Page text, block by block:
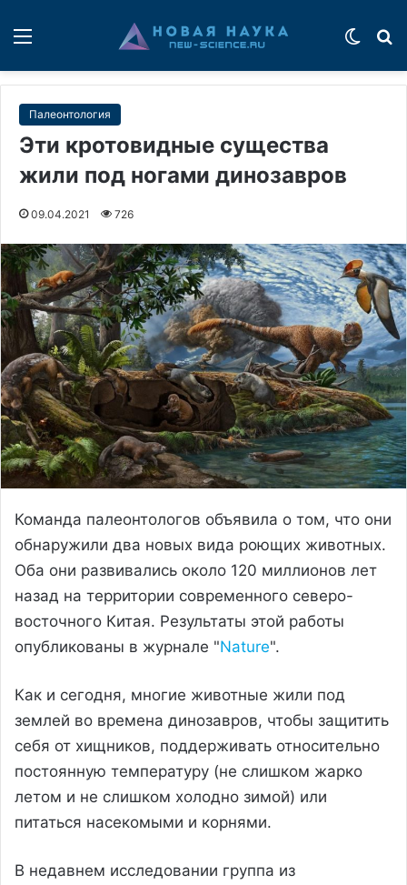
Палеонтология
Эти кротовидные существа
жили под ногами динозавров
09.04.2021 726
Команда палеонтологов объявила о том, что они
обнаружили два новых вида роющих животных.
Оба они развивались около 120 миллионов лет
назад на территории современного северо-
восточного Китая. Результаты этой работы
опубликованы в журнале "Nature".
Как и сегодня, многие животные жили под
землей во времена динозавров, чтобы защитить
себя от хищников, поддерживать относительно
постоянную температуру (не слишком жарко
летом и не слишком холодно зимой) или
питаться насекомыми и корнями.
В недавнем исследовании группа из